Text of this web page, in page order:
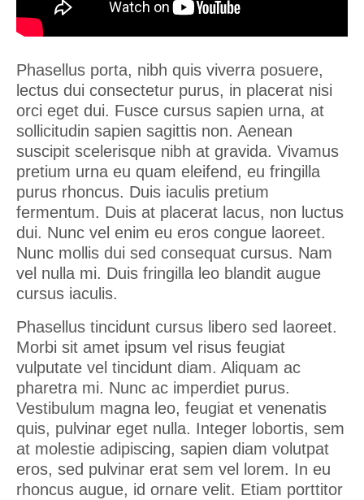
PROJETS
PARCOURS
CONTACT
BLOG
Articles
Phasellus porta, nibh quis viverra posuere,
lectus dui consectetur purus, in placerat nisi
orci eget dui. Fusce cursus sapien urna, at
sollicitudin sapien sagittis non. Aenean
suscipit scelerisque nibh at gravida. Vivamus
pretium urna eu quam eleifend, eu fringilla
purus rhoncus. Duis iaculis pretium
fermentum. Duis at placerat lacus, non luctus
dui. Nunc vel enim eu eros congue laoreet.
Nunc mollis dui sed consequat cursus. Nam
vel nulla mi. Duis fringilla leo blandit augue
cursus iaculis.
Phasellus tincidunt cursus libero sed laoreet.
Morbi sit amet ipsum vel risus feugiat
vulputate vel tincidunt diam. Aliquam ac
pharetra mi. Nunc ac imperdiet purus.
Vestibulum magna leo, feugiat et venenatis
quis, pulvinar eget nulla. Integer lobortis, sem
at molestie adipiscing, sapien diam volutpat
eros, sed pulvinar erat sem vel lorem. In eu
rhoncus augue, id ornare velit. Etiam porttitor